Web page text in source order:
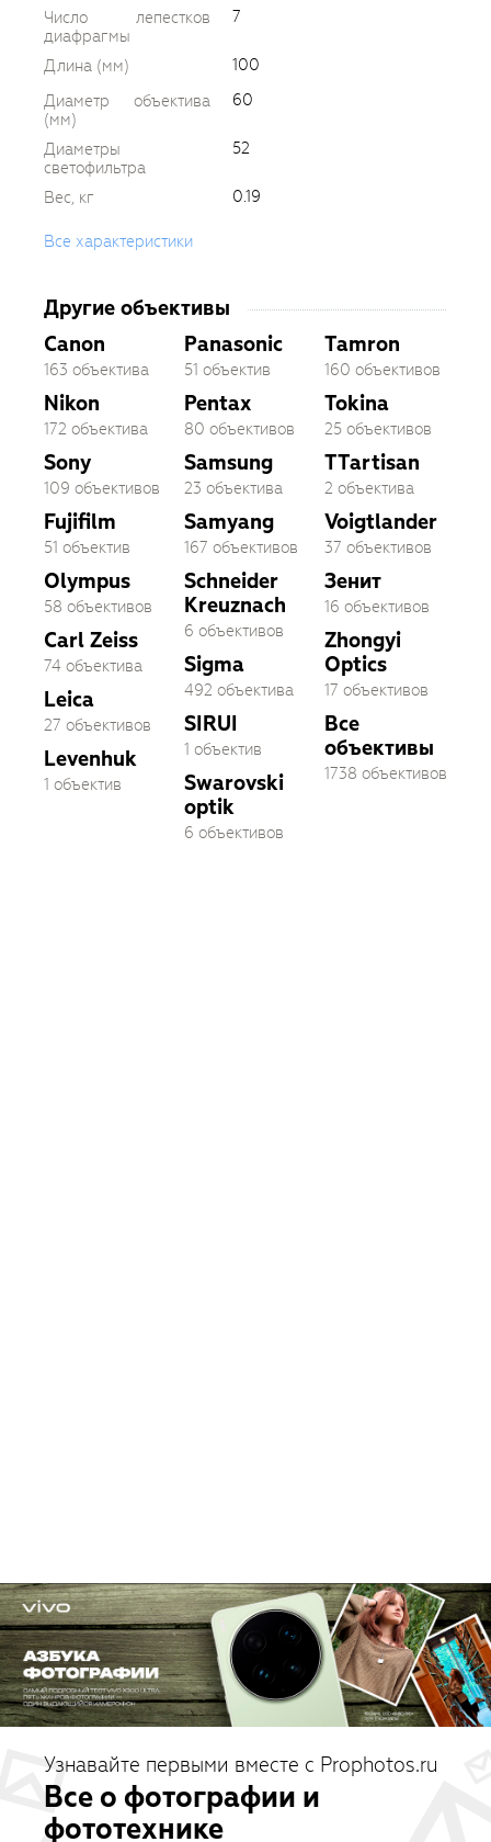
Число лепестков
диафрагмы
7
Длина (мм)
100
Диаметр объектива
(мм)
60
Диаметры
светофильтра
52
Вес, кг 0.19
Все характеристики
Другие объективы
Canon
163 объектива
Nikon
172 объектива
Sony
109 объективов
Fujifilm
51 объектив
Olympus
58 объективов
Carl Zeiss
74 объектива
Leica
27 объективов
Levenhuk
1 объектив
Panasonic
51 объектив
Pentax
80 объективов
Samsung
23 объектива
Samyang
167 объективов
Schneider
Kreuznach
6 объективов
Sigma
492 объектива
SIRUI
1 объектив
Swarovski
optik
6 объективов
Tamron
160 объективов
Tokina
25 объективов
TTartisan
2 объектива
Voigtlander
37 объективов
Зенит
16 объективов
Zhongyi
Optics
17 объективов
Все
объективы
1738 объективов
Узнавайте первыми вместе с Prophotos.ru
Все о фотографии и
фототехнике